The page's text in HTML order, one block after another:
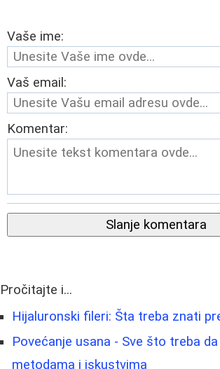
Vaše ime:
Vaš email:
Komentar:
Slanje komentara
Pročitajte i...
Hijaluronski fileri: Šta treba znati
Povećanje usana - Sve što treba
metodama i iskustvima